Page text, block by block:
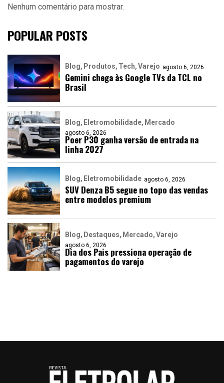
Nenhum comentário para mostrar.
POPULAR POSTS
Blog Produtos Tech Varejo agosto 6, 2026
Gemini chega às Google TVs da TCL no
Brasil
Blog Eletromobilidade Mercado
agosto 6, 2026
Poer P30 ganha versão de entrada na
linha 2027
Blog Eletromobilidade agosto 6, 2026
SUV Denza B5 segue no topo das vendas
entre modelos premium
Blog Destaques Mercado Varejo
agosto 6, 2026
Dia dos Pais pressiona operação de
pagamentos do varejo